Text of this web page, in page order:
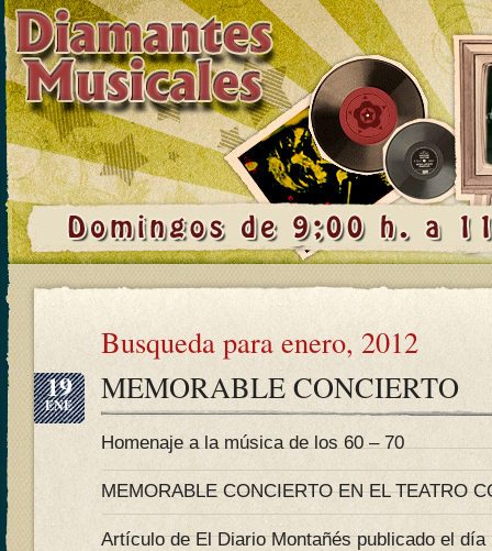
Busqueda para enero, 2012
19
ENE MEMORABLE CONCIERTO
Homenaje a la música de los 60 – 70
MEMORABLE CONCIERTO EN EL TEATRO
Artículo de El Diario Montañés publicado el día